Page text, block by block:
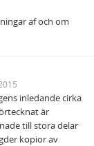
af och om
inledande cirka
är
till stora delar
kopior av